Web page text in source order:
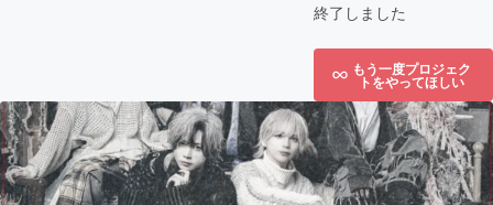
終了しました
もう一度プロジェク
トをやってほしい